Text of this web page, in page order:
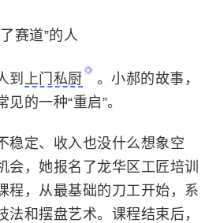
赛道”的人
到 上门私厨
。小郝的故事，
的一种“重启”。
定、收入也没什么想象空
会，她报名了龙华区工匠培训
程，从最基础的刀工开始，系
法和摆盘艺术。课程结束后，